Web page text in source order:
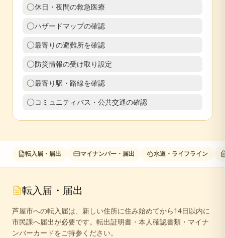
休日・夜間の救急医療
ハザードマップの確認
最寄りの避難所を確認
防災情報の受け取り設定
最寄り駅・路線を確認
コミュニティバス・公共交通の確認
転入届・届出 マイナンバー・届出 水道・ライフライン
転入届・届出
芦屋市への転入届は、新しい住所に住み始めてから14日以内に
市民課へ届出が必要です。転出証明書・本人確認書類・マイナ
ンバーカードをご持参ください。